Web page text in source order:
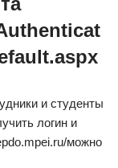
и студенты
логин и
можно